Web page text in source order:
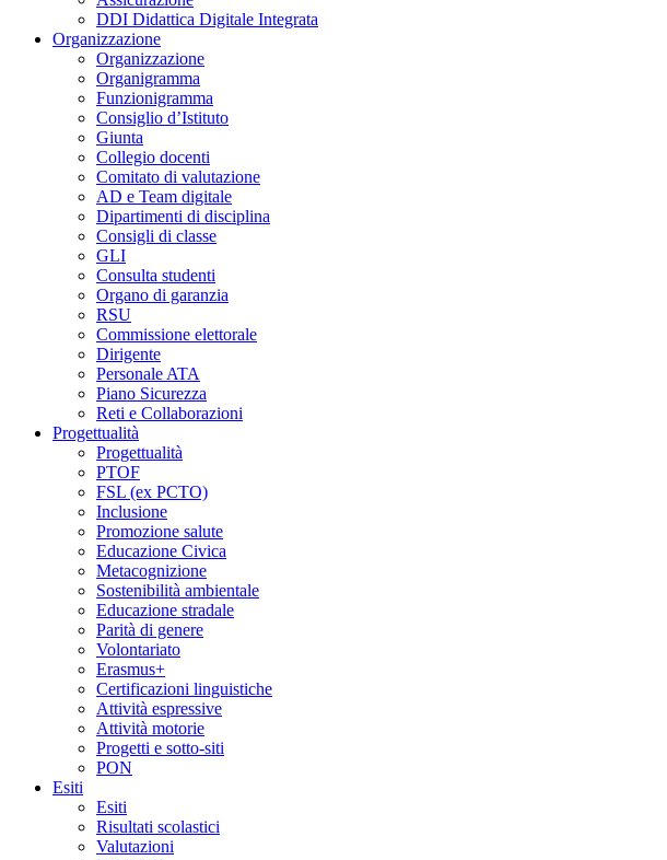
DDI Didattica Digitale Integrata
Organizzazione
Organizzazione
Organigramma
Funzionigramma
Consiglio d’Istituto
Giunta
Collegio docenti
Comitato di valutazione
AD e Team digitale
Dipartimenti di disciplina
Consigli di classe
GLI
Consulta studenti
Organo di garanzia
RSU
Commissione elettorale
Dirigente
Personale ATA
Piano Sicurezza
Reti e Collaborazioni
Progettualità
Progettualità
PTOF
FSL (ex PCTO)
Inclusione
Promozione salute
Educazione Civica
Metacognizione
Sostenibilità ambientale
Educazione stradale
Parità di genere
Volontariato
Erasmus+
Certificazioni linguistiche
Attività espressive
Attività motorie
Progetti e sotto-siti
PON
Esiti
Esiti
Risultati scolastici
Valutazioni